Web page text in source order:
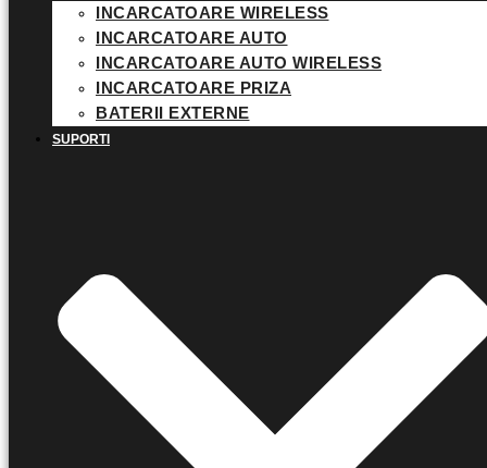
INCARCATOARE WIRELESS
INCARCATOARE AUTO
INCARCATOARE AUTO WIRELESS
INCARCATOARE PRIZA
BATERII EXTERNE
SUPORTI